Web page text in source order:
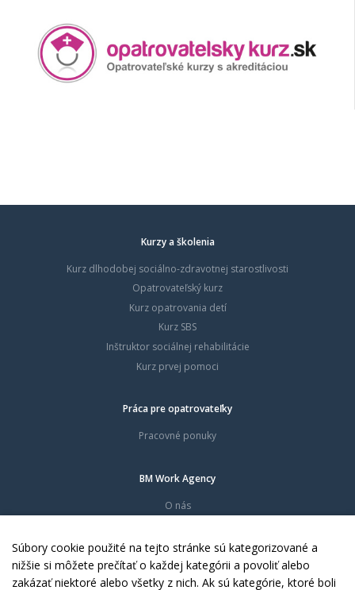
Kurzy a školenia
Kurz dlhodobej sociálno-zdravotnej starostlivosti
Opatrovateľský kurz
Kurz opatrovania detí
Kurz SBS
Inštruktor sociálnej rehabilitácie
Kurz prvej pomoci
Práca pre opatrovateľky
Pracovné ponuky
BM Work Agency
O nás
Dokumenty
Kontakty
Súbory cookie použité na tejto stránke sú kategorizované a
nižšie si môžete prečítať o každej kategórii a povoliť alebo
zakázať niektoré alebo všetky z nich. Ak sú kategórie, ktoré boli